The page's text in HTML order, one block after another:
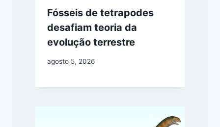
Fósseis de tetrapodes
desafiam teoria da
evolução terrestre
agosto 5, 2026